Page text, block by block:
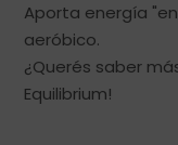
Aporta energía
aeróbico.
¿Querés saber
Equilibrium!